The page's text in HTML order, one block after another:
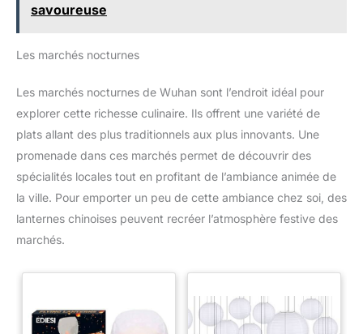
savoureuse
Les marchés nocturnes
Les marchés nocturnes de Wuhan sont l’endroit idéal pour
explorer cette richesse culinaire. Ils offrent une variété de
plats allant des plus traditionnels aux plus innovants. Une
promenade dans ces marchés permet de découvrir des
spécialités locales tout en profitant de l’ambiance animée de
la ville. Pour emporter un peu de cette ambiance chez soi, des
lanternes chinoises peuvent recréer l’atmosphère festive des
marchés.